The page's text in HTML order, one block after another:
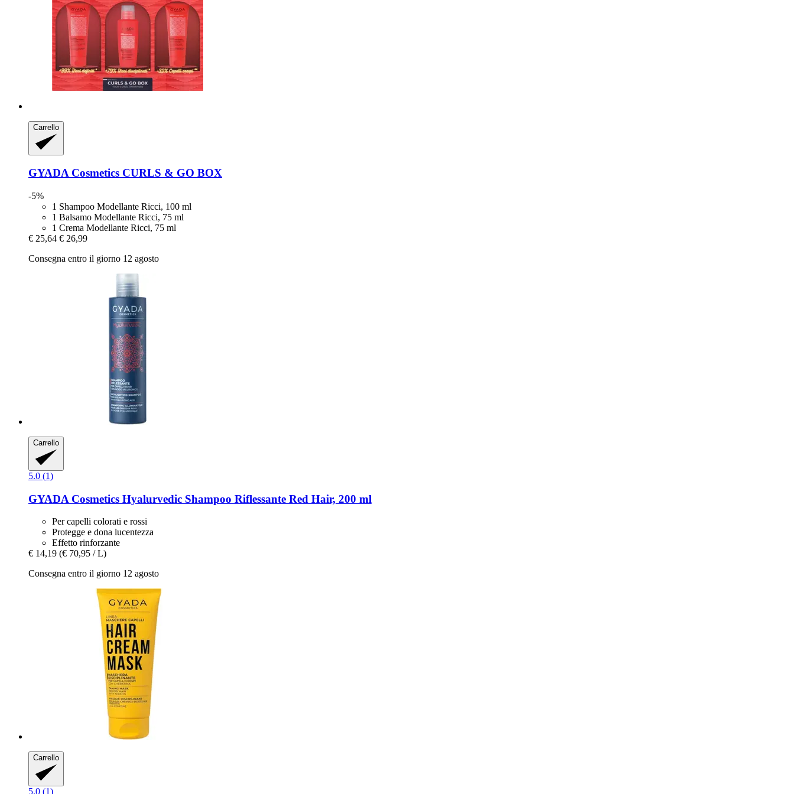
Carrello
GYADA Cosmetics CURLS & GO BOX
-5%
1 Shampoo Modellante Ricci, 100 ml
1 Balsamo Modellante Ricci, 75 ml
1 Crema Modellante Ricci, 75 ml
€ 25,64 € 26,99
Consegna entro il giorno 12 agosto
Carrello
5.0 (1)
GYADA Cosmetics Hyalurvedic Shampoo Riflessante Red Hair, 200 ml
Per capelli colorati e rossi
Protegge e dona lucentezza
Effetto rinforzante
€ 14,19 (€ 70,95 / L)
Consegna entro il giorno 12 agosto
Carrello
5.0 (1)